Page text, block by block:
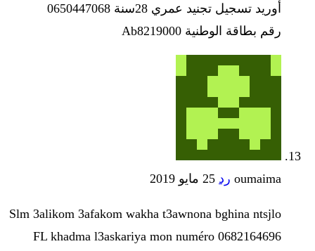
أوريد تسجيل تجنيد عمري 28سنة 0650447068
رقم بطاقة الوطنية Ab8219000
oumaima رد 25 مايو 2019
Slm 3alikom 3afakom wakha t3awnona bghina ntsjlo
FL khadma l3askariya mon numéro 0682164696